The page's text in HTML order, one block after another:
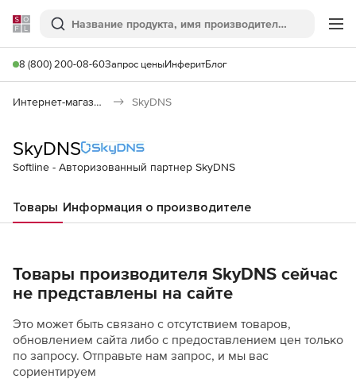
Softline
Поиск
8 (800) 200-08-60Запрос ценыИнферитБлог
Интернет-магазин SkyDNS
SkyDNS
Softline - Авторизованный партнер SkyDNS
Товары Информация о производителе
Товары производителя SkyDNS сейчас
не представлены на сайте
Это может быть связано с отсутствием товаров,
обновлением сайта либо с предоставлением цен только
по запросу. Отправьте нам запрос, и мы вас
сориентируем